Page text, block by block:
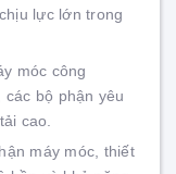
lực lớn trong
móc công
bộ phận yêu
cao.
máy móc, thiết